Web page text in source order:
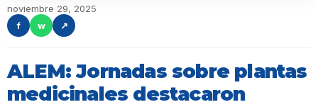
noviembre 29, 2025
f
w ↗
ALEM: Jornadas sobre plantas
medicinales destacaron